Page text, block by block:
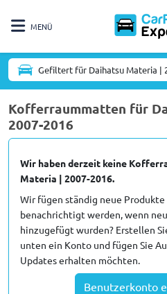
MENÜ
Gefiltert für Daihatsu Materia |
Kofferraummatten für
2007-2016
Wir haben derzeit keine
Materia | 2007-2016.
Wir fügen ständig neue
benachrichtigt werden, wenn
hinzugefügt wurden? Erstellen
unten ein Konto und fügen Sie
Updates erhalten möchten.
Benutzerkonto